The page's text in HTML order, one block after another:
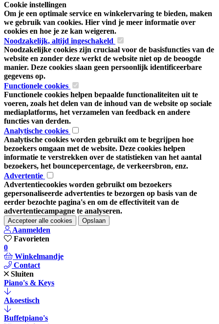
Cookie instellingen
Om je een optimale service en winkelervaring te bieden, maken
we gebruik van cookies. Hier vind je meer informatie over
cookies en hoe je ze kan weigeren.
Noodzakelijk, altijd ingeschakeld
Noodzakelijke cookies zijn cruciaal voor de basisfuncties van de
website en zonder deze werkt de website niet op de beoogde
manier. Deze cookies slaan geen persoonlijk identificeerbare
gegevens op.
Functionele cookies
Functionele cookies helpen bepaalde functionaliteiten uit te
voeren, zoals het delen van de inhoud van de website op sociale
mediaplatforms, het verzamelen van feedback en andere
functies van derden.
Analytische cookies
Analytische cookies worden gebruikt om te begrijpen hoe
bezoekers omgaan met de website. Deze cookies helpen
informatie te verstrekken over de statistieken van het aantal
bezoekers, het bouncepercentage, de verkeersbron, enz.
Advertentie
Advertentiecookies worden gebruikt om bezoekers
gepersonaliseerde advertenties te bezorgen op basis van de
eerder bezochte pagina's en om de effectiviteit van de
advertentiecampagne te analyseren.
Accepteer alle cookies Opslaan
Aanmelden
Favorieten
0
Winkelmandje
Contact
Sluiten
Piano's & Keys
Akoestisch
Buffetpiano's